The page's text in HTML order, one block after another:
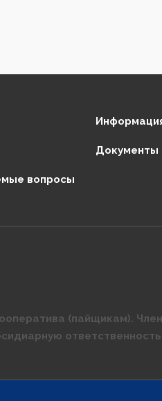
вопросы
Документы
(пайщикам).